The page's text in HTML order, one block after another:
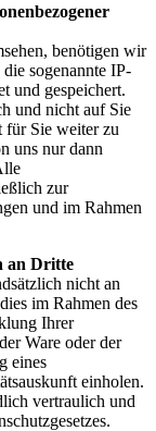
benötigen wir
sogenannte IP-
und gespeichert.
und nicht auf Sie
für Sie weiter zu
uns nur dann
zur
und im Rahmen
an Dritte
nicht an
im Rahmen des
Ihrer
Ware oder der
eines
einholen.
vertraulich und